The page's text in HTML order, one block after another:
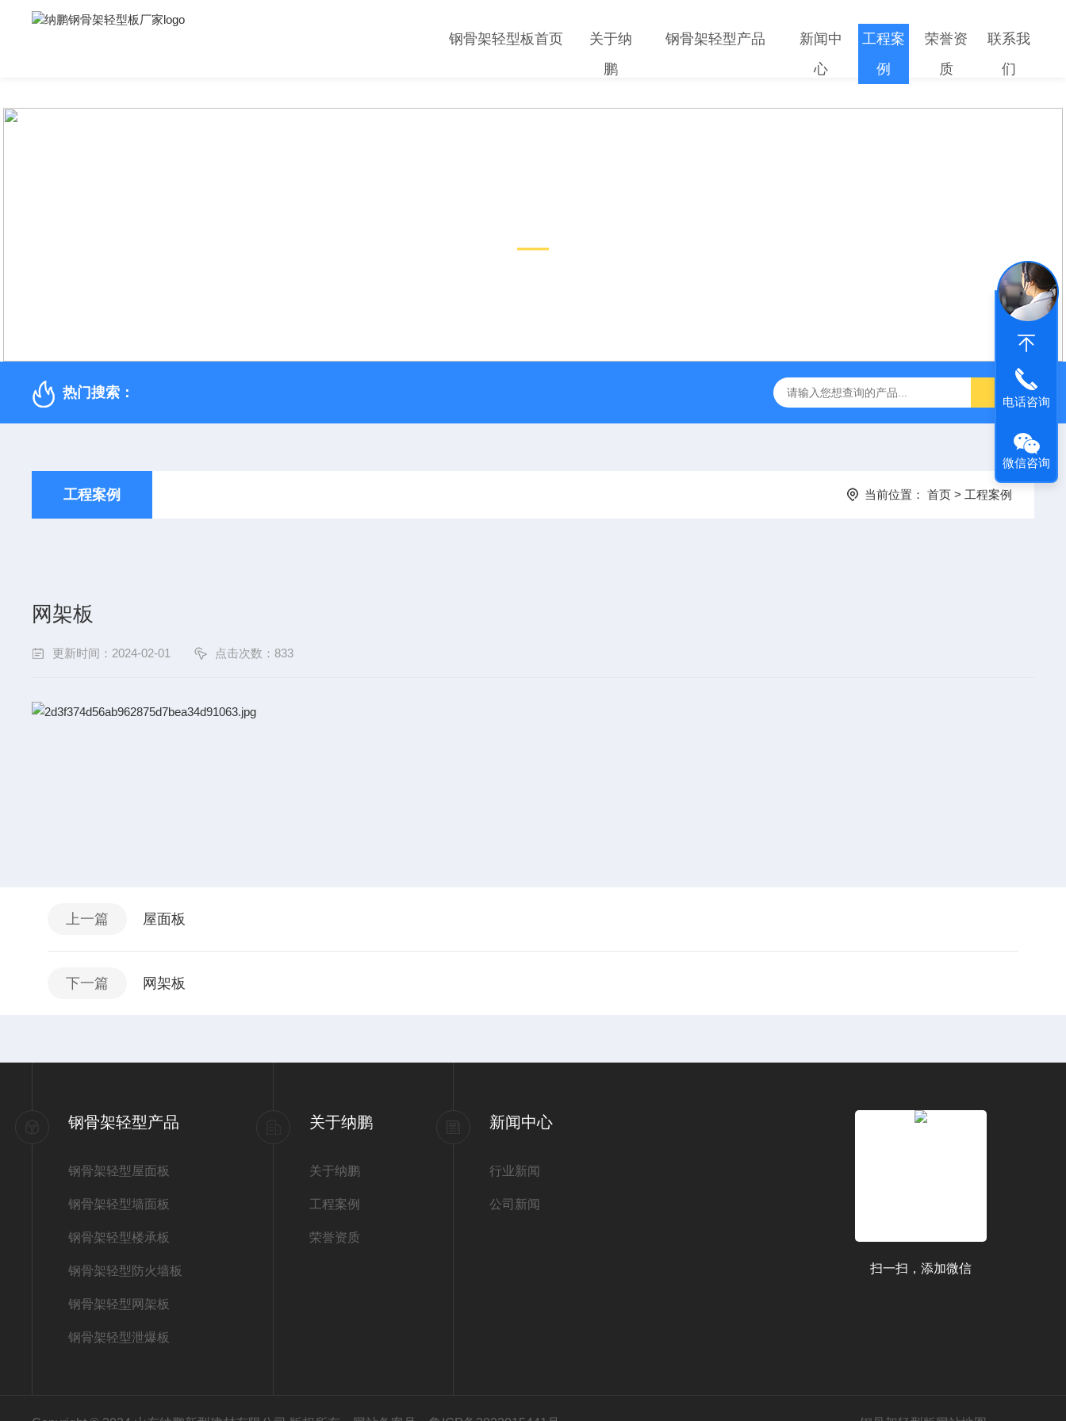
钢骨架轻型板首页
关于纳
鹏
钢骨架轻型产品
新闻中
心
工程案
例
荣誉资
质
联系我
们
热门搜索：
工程案例 当前位置： 首页> 工程案例
网架板
更新时间：2024-02-01 点击次数：833
上一篇 屋面板
下一篇 网架板
钢骨架轻型产品
钢骨架轻型屋面板
钢骨架轻型墙面板
钢骨架轻型楼承板
钢骨架轻型防火墙板
钢骨架轻型网架板
钢骨架轻型泄爆板
关于纳鹏
关于纳鹏
工程案例
荣誉资质
新闻中心
行业新闻
公司新闻
扫一扫，添加微信
电话咨询
微信咨询